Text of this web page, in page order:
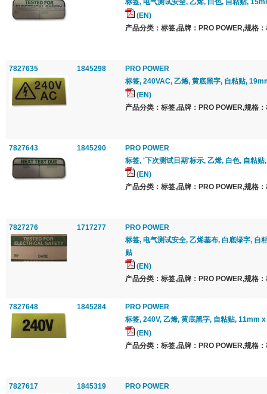
标签, 电气测试安全, 乙烯, 白色, 自粘贴,
(EN)
产品分类：标签,品牌：PRO POWER,规格
7827635 1845298
PRO POWER
标签, 240VAC, 乙烯, 黄底黑字, 自粘贴,
(EN)
产品分类：标签,品牌：PRO POWER,规格
7827643 1845290
PRO POWER
标签, '下次测试日期'标示, 乙烯, 白色, 自粘
(EN)
产品分类：标签,品牌：PRO POWER,规格
7827276 1717277
PRO POWER
标签, 电气测试安全, 乙烯基布, 白底绿字, 自
贴
(EN)
产品分类：标签,品牌：PRO POWER,规格
7827648 1845284
PRO POWER
标签, 240V, 乙烯, 黄底黑字, 自粘贴, 11mm
(EN)
产品分类：标签,品牌：PRO POWER,规格
7827617 1845319
PRO POWER